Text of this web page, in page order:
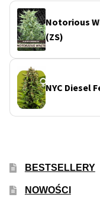
Notorious
(ZS)
NYC Diesel
BESTSELLERY
NOWOŚCI